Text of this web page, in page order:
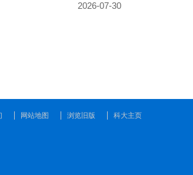
网站地图 浏览旧版 科大主页